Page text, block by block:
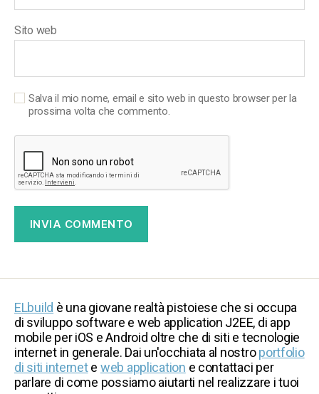
Sito web
Salva il mio nome, email e sito web in questo browser per la
prossima volta che commento.
ELbuild è una giovane realtà pistoiese che si occupa
di sviluppo software e web application J2EE, di app
mobile per iOS e Android oltre che di siti e tecnologie
internet in generale. Dai un'occhiata al nostroportfolio
di siti internete web application e contattaci per
parlare di come possiamo aiutarti nel realizzare i tuoi